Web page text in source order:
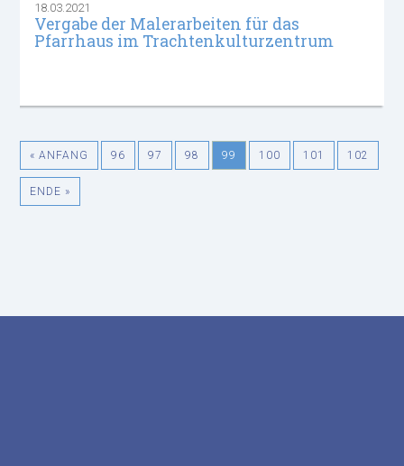
18.03.2021
Vergabe der Malerarbeiten für das
Pfarrhaus im Trachtenkulturzentrum
« ANFANG 96 97 98 99 100 101 102
ENDE »